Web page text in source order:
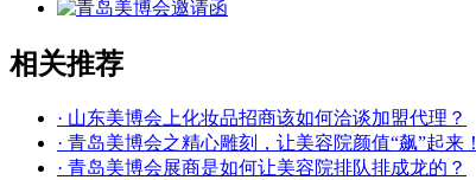
相关推荐
· 山东美博会上化妆品招商该如何洽谈加盟代理？
· 青岛美博会之精心雕刻，让美容院颜值“飙”起来！
· 青岛美博会展商是如何让美容院排队排成龙的？